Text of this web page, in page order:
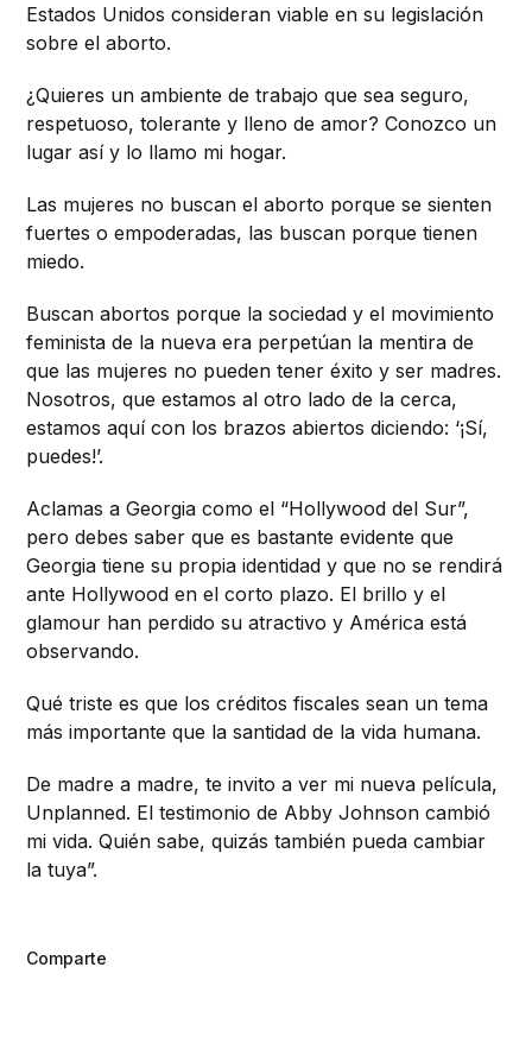
Estados Unidos consideran viable en su legislación
sobre el aborto.
¿Quieres un ambiente de trabajo que sea seguro,
respetuoso, tolerante y lleno de amor? Conozco un
lugar así y lo llamo mi hogar.
Las mujeres no buscan el aborto porque se sienten
fuertes o empoderadas, las buscan porque tienen
miedo.
Buscan abortos porque la sociedad y el movimiento
feminista de la nueva era perpetúan la mentira de
que las mujeres no pueden tener éxito y ser madres.
Nosotros, que estamos al otro lado de la cerca,
estamos aquí con los brazos abiertos diciendo: ‘¡Sí,
puedes!’.
Aclamas a Georgia como el “Hollywood del Sur”,
pero debes saber que es bastante evidente que
Georgia tiene su propia identidad y que no se rendirá
ante Hollywood en el corto plazo. El brillo y el
glamour han perdido su atractivo y América está
observando.
Qué triste es que los créditos fiscales sean un tema
más importante que la santidad de la vida humana.
De madre a madre, te invito a ver mi nueva película,
Unplanned. El testimonio de Abby Johnson cambió
mi vida. Quién sabe, quizás también pueda cambiar
la tuya”.
Comparte